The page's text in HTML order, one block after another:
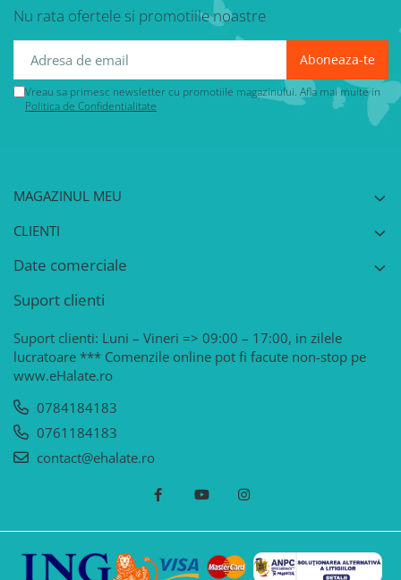
Nu rata ofertele si promotiile noastre
Vreau sa primesc newsletter cu promotiile magazinului. Afla mai multe in
Politica de Confidentialitate
MAGAZINUL MEU
CLIENTI
Date comerciale
Suport clienti
Suport clienti: Luni – Vineri => 09:00 – 17:00, in zilele
lucratoare *** Comenzile online pot fi facute non-stop pe
www.eHalate.ro
0784184183
0761184183
contact@ehalate.ro